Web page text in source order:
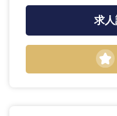
クリエイ
建設・不動産
求